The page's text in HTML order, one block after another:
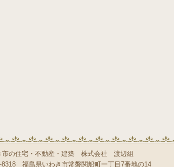
市の住宅・不動産・建築 株式会社 渡辺組
8318 福島県いわき市常磐関船町一丁目7番地の14